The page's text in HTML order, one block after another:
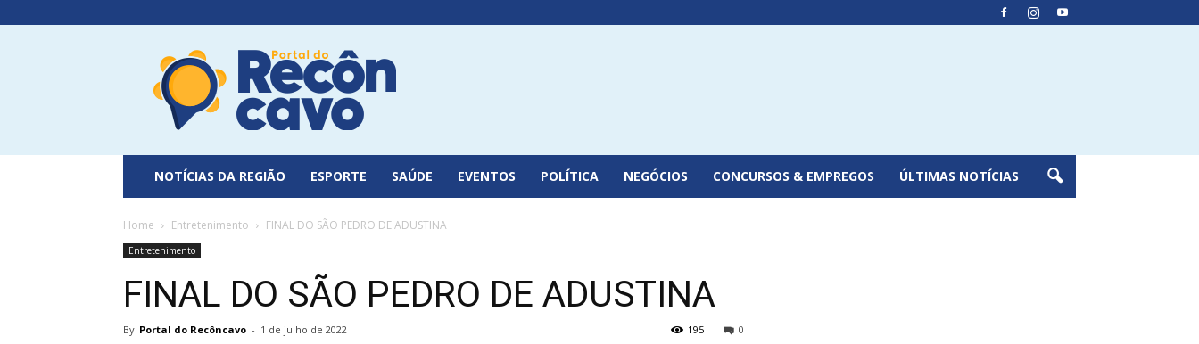
Portal
do
Recôncavo
NOTÍCIAS DA REGIÃO ESPORTE SAÚDE EVENTOS POLÍTICA NEGÓCIOS CONCURSOS & EMPREGOS ÚLTIMAS NOTÍCIAS
Home Entretenimento FINAL DO SÃO PEDRO DE ADUSTINA
Entretenimento
FINAL DO SÃO PEDRO DE ADUSTINA
By Portal do Recôncavo - 1 de julho de 2022 0
195